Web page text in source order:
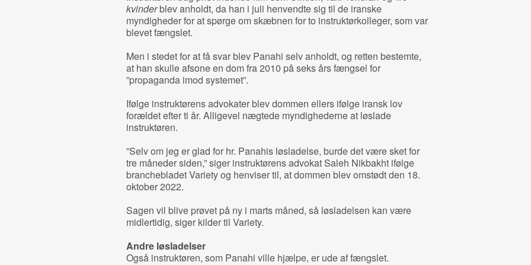
kvinderblev anholdt, da han i juli henvendte sig til de iranske
myndigheder for at spørge om skæbnen for to instruktørkolleger, som var
blevet fængslet.
Men i stedet for at få svar blev Panahi selv anholdt, og retten bestemte,
at han skulle afsone en dom fra 2010 på seks års fængsel for
”propaganda imod systemet”.
Ifølge instruktørens advokater blev dommen ellers ifølge iransk lov
forældet efter ti år. Alligevel nægtede myndighederne at løslade
instruktøren.
”Selv om jeg er glad for hr. Panahis løsladelse, burde det være sket for
tre måneder siden,” siger instruktørens advokat Saleh Nikbakht ifølge
branchebladet Variety og henviser til, at dommen blev omstødt den 18.
oktober 2022.
Sagen vil blive prøvet på ny i marts måned, så løsladelsen kan være
midlertidig, siger kilder til Variety.
Andre løsladelser
Også instruktøren, som Panahi ville hjælpe, er ude af fængslet.